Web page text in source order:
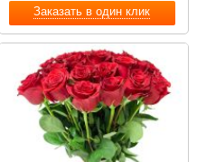
Заказать в один клик